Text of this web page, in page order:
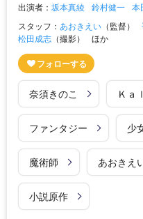
出演者： 坂本真綾 鈴村健一 本
スタッフ： あおきえい （監督）
松田成志 （撮影） ほか
奈須きのこ Ｋａ
ファンタジー 少
魔術師 あおきえ
小説原作